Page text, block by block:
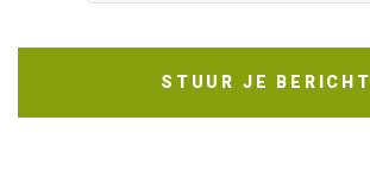
STUUR JE BERICHT